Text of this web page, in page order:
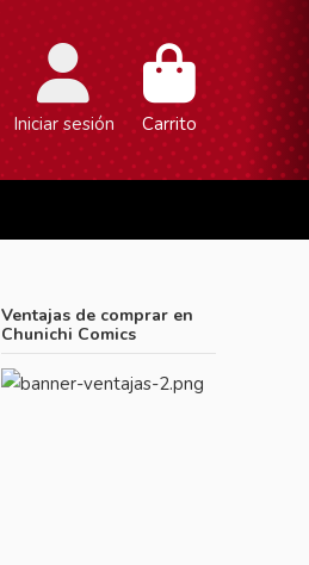
Iniciar sesión Carrito
Ventajas de comprar en
Chunichi Comics